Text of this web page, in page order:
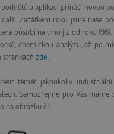
podnětů a aplikací přináší
Začátkem roku jsme naše
působí na trhu již od roku
chemickou analýzu, až po
stránkách zde
téměř jakoukoliv
Samozřejmě pro Vás
obrázku č.1.